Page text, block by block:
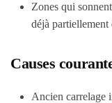
Zones qui
déjà partiellement
Causes
Ancien carrelage